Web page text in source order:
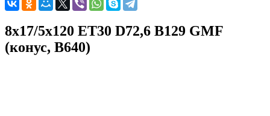
8x17/5x120 ET30 D72,6 B129 GMF
(конус, B640)